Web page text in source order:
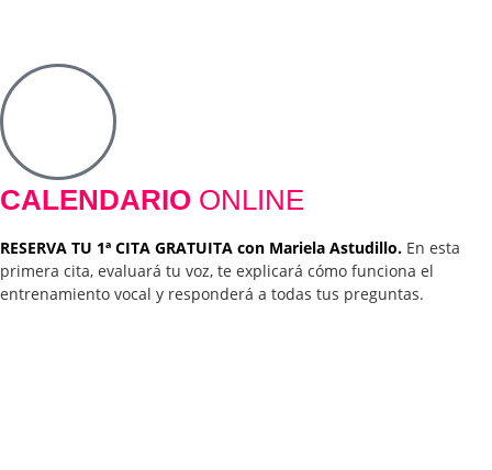
CALENDARIO ONLINE
RESERVA TU 1ª CITA GRATUITA con Mariela Astudillo. En esta
primera cita, evaluará tu voz, te explicará cómo funciona el
entrenamiento vocal y responderá a todas tus preguntas.